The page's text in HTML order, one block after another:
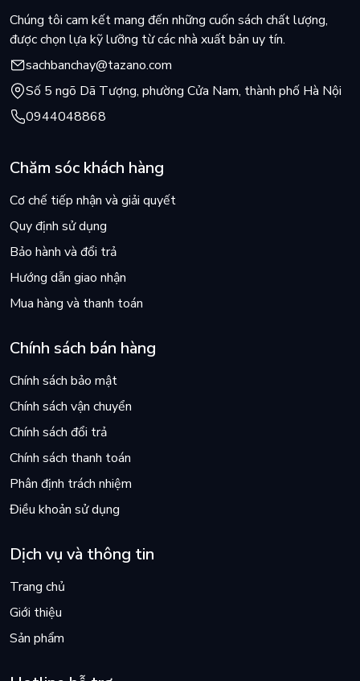
Chúng tôi cam kết mang đến những cuốn sách chất lượng,
được chọn lựa kỹ lưỡng từ các nhà xuất bản uy tín.
sachbanchay@tazano.com
Số 5 ngõ Dã Tượng, phường Cửa Nam, thành phố Hà Nội
0944048868
Chăm sóc khách hàng
Cơ chế tiếp nhận và giải quyết
Quy định sử dụng
Bảo hành và đổi trả
Hướng dẫn giao nhận
Mua hàng và thanh toán
Chính sách bán hàng
Chính sách bảo mật
Chính sách vận chuyển
Chính sách đổi trả
Chính sách thanh toán
Phân định trách nhiệm
Điều khoản sử dụng
Dịch vụ và thông tin
Trang chủ
Giới thiệu
Sản phẩm